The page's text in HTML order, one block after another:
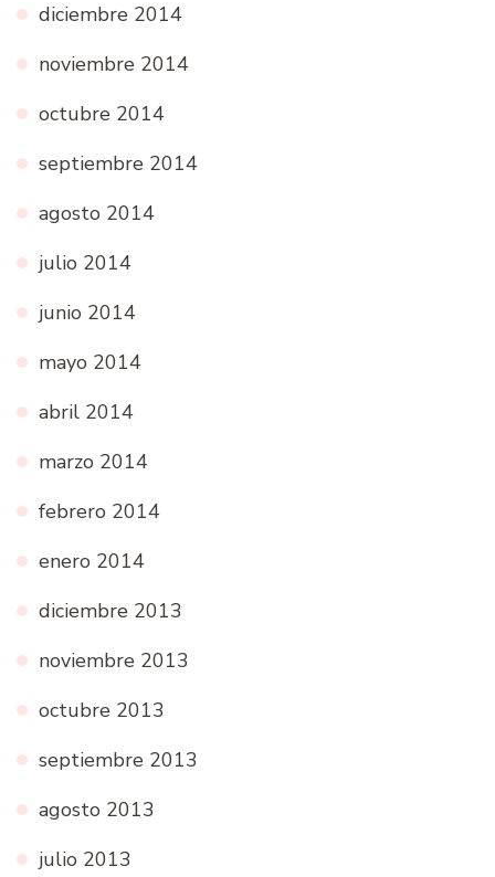
diciembre 2014
noviembre 2014
octubre 2014
septiembre 2014
agosto 2014
julio 2014
junio 2014
mayo 2014
abril 2014
marzo 2014
febrero 2014
enero 2014
diciembre 2013
noviembre 2013
octubre 2013
septiembre 2013
agosto 2013
julio 2013